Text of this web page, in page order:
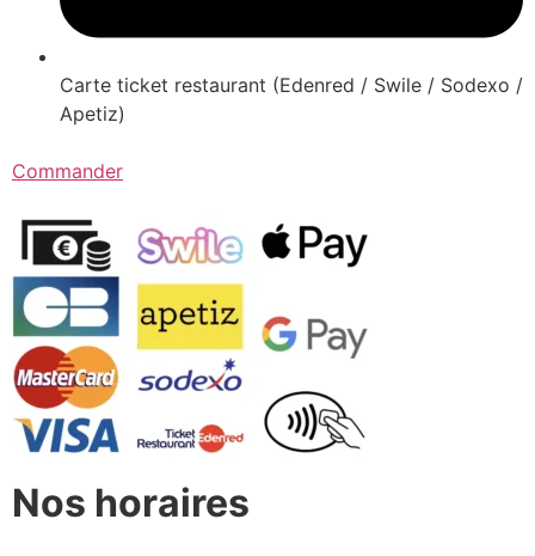
Carte ticket restaurant (Edenred / Swile / Sodexo /
Apetiz)
Commander
Nos horaires